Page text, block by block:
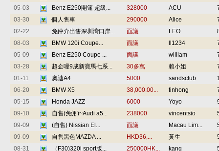
05-03
Benz E250開篷 超級... 328000 ACU
03-30
個人售車 290000 Alice
02-22
免仲介出售深圳灣口岸... 面議 LEO
08-03
BMW 120i Coupe... 面議 ll1234
05-09
Benz E250 Coupe ... 面議 william
03-28
超企哩9成新寶馬七系... 30多萬 賴小姐
01-11
奧迪A4 5000 sandsclub
06-20
BMW X5 38,000.00... tinhong
05-15
Honda JAZZ 6000 Yoyo
09-10
自售(免佣)~Audi a5... 238000 vincentsio
09-09
(自售) Nissian El... 面議 Macau Lim...
09-09
自售黑色MAZDA ... HKD36,... 黃生
08-31
（F30)320i sport版... 250000HK... kang